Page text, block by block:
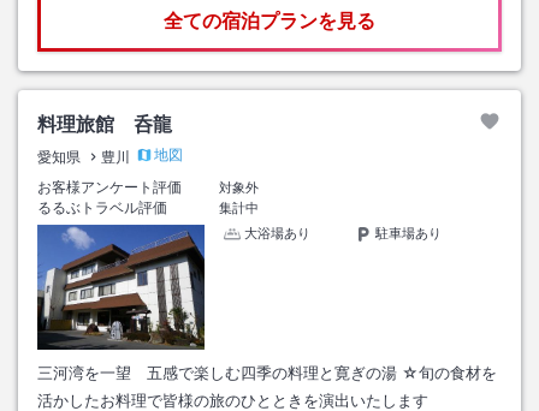
全ての宿泊プランを見る
料理旅館 呑龍
愛知県 豊川
地図
お客様アンケート評価
対象外
るるぶトラベル評価
集計中
大浴場あり
駐車場あり
三河湾を一望 五感で楽しむ四季の料理と寛ぎの湯 ☆旬の食材を
活かしたお料理で皆様の旅のひとときを演出いたします